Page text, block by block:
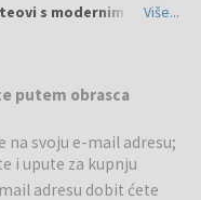
s modernim
mora, i združuje luksuz
Elegantne sobe i
vrhunska gurmanska
obogaćuju svaki dan
prekrasne prirode i
Više...
putem obrasca
svoju e-mail adresu;
i upute za kupnju
adresu dobit ćete